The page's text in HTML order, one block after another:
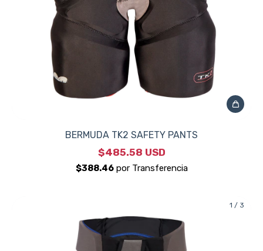
BERMUDA TK2 SAFETY PANTS
$485.58 USD
1 / 3